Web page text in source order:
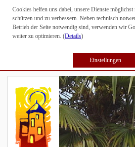
Cookies helfen uns dabei, unsere Dienste
schützen und zu verbessern. Neben technisch
Betrieb der Seite notwendig sind, verwenden wir
weiter zu optimieren. (Details)
Einstellungen